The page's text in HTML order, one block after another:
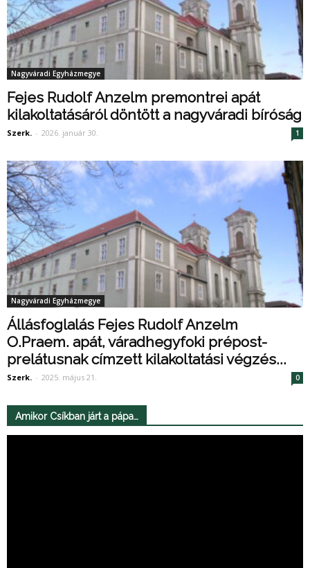
Nagyváradi Egyházmegye
Fejes Rudolf Anzelm premontrei apát
kilakoltatásáról döntött a nagyváradi bíróság
Szerk. - 2026. január 30. 1
Nagyváradi Egyházmegye
Állásfoglalás Fejes Rudolf Anzelm
O.Praem. apát, váradhegyfoki prépost-
prelátusnak címzett kilakoltatási végzés...
Szerk. - 2025. május 21. 0
Amikor Csíkban járt a pápa…